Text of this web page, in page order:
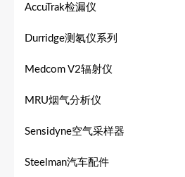
AccuTrak检漏仪
Durridge测氡仪系列
Medcom V2辐射仪
MRU烟气分析仪
Sensidyne空气采样器
Steelman汽车配件